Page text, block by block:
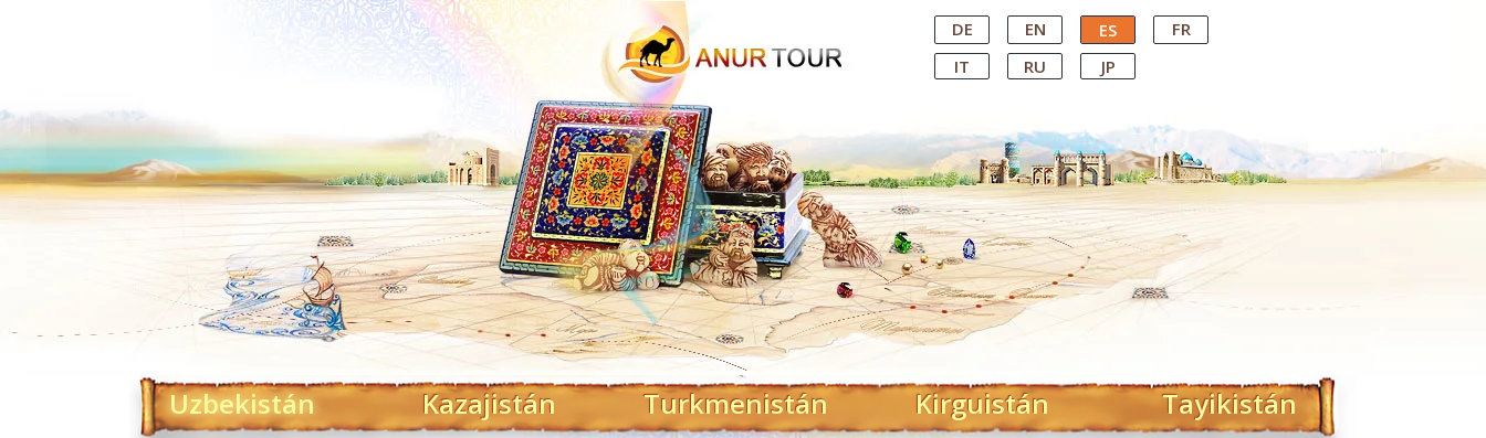
Central Asian Tour Operator DE EN ES
FR
IT
RU JP
Uzbekistán Kazajistán Turkmenistán Kirguistán Tayikistán